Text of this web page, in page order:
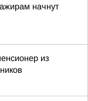
начнут
из